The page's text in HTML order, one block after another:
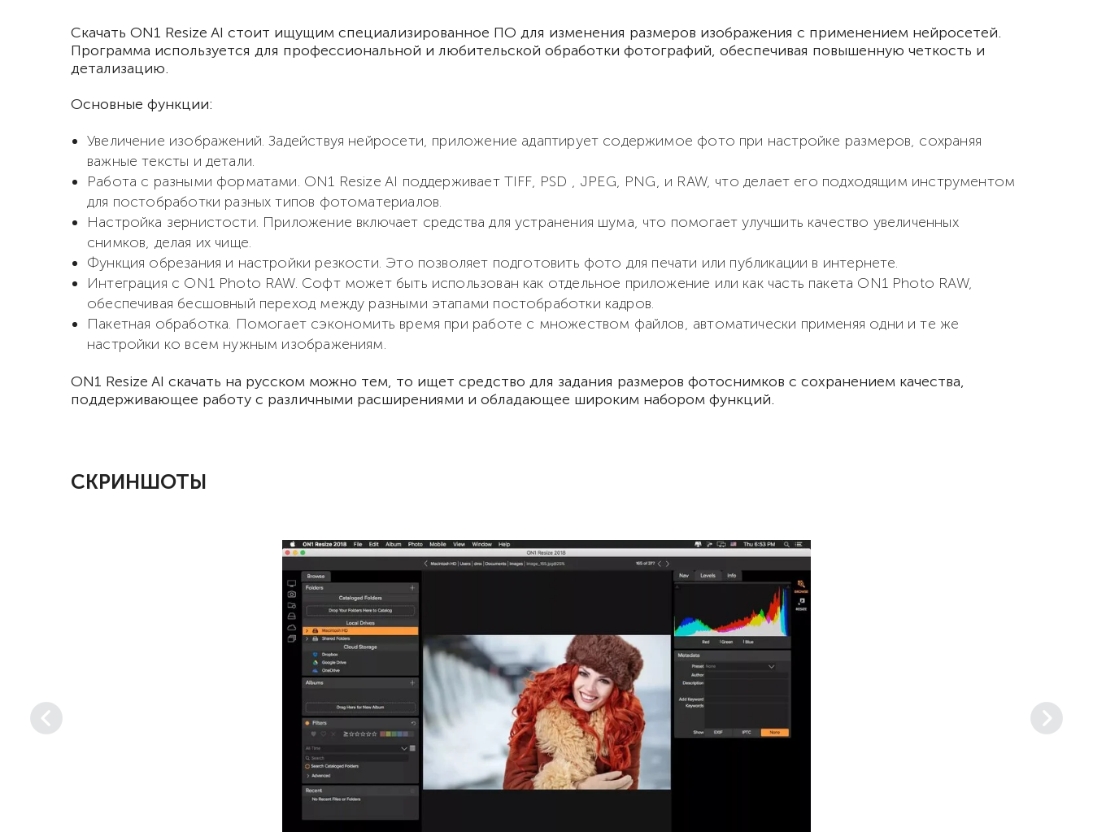
Скачать ON1 Resize AI стоит ищущим специализированное ПО для изменения размеров изображения с применением нейросетей.
Программа используется для профессиональной и любительской обработки фотографий, обеспечивая повышенную четкость и
детализацию.
Основные функции:
Увеличение изображений. Задействуя нейросети, приложение адаптирует содержимое фото при настройке размеров, сохраняя
важные тексты и детали.
Работа с разными форматами. ON1 Resize AI поддерживает TIFF, PSD , JPEG, PNG, и RAW, что делает его подходящим инструментом
для постобработки разных типов фотоматериалов.
Настройка зернистости. Приложение включает средства для устранения шума, что помогает улучшить качество увеличенных
снимков, делая их чище.
Функция обрезания и настройки резкости. Это позволяет подготовить фото для печати или публикации в интернете.
Интеграция с ON1 Photo RAW. Софт может быть использован как отдельное приложение или как часть пакета ON1 Photo RAW,
обеспечивая бесшовный переход между разными этапами постобработки кадров.
Пакетная обработка. Помогает сэкономить время при работе с множеством файлов, автоматически применяя одни и те же
настройки ко всем нужным изображениям.
ON1 Resize AI скачать на русском можно тем, то ищет средство для задания размеров фотоснимков с сохранением качества,
поддерживающее работу с различными расширениями и обладающее широким набором функций.
СКРИНШОТЫ